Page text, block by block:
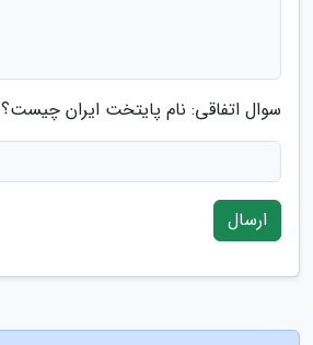
سوال اتفاقی: نام پایتخت ایران چیست؟
ارسال